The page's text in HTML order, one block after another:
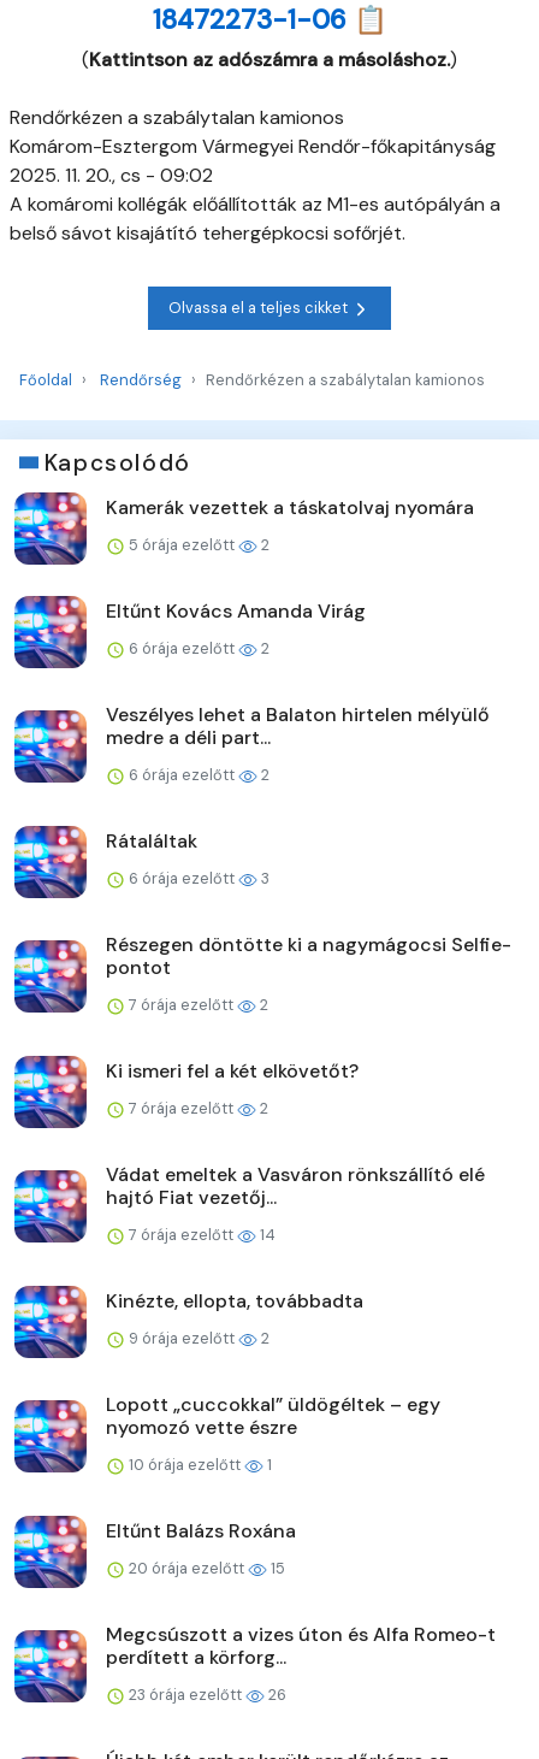
18472273-1-06 📋
(Kattintson az adószámra a másoláshoz.)
Rendőrkézen a szabálytalan kamionos
Komárom-Esztergom Vármegyei Rendőr-főkapitányság
2025. 11. 20., cs - 09:02
A komáromi kollégák előállították az M1-es autópályán a
belső sávot kisajátító tehergépkocsi sofőrjét.
Olvassa el a teljes cikket
Főoldal Rendőrség Rendőrkézen a szabálytalan kamionos
Kapcsolódó
Kamerák vezettek a táskatolvaj nyomára
5 órája ezelőtt 2
Eltűnt Kovács Amanda Virág
6 órája ezelőtt 2
Veszélyes lehet a Balaton hirtelen mélyülő
medre a déli part...
6 órája ezelőtt 2
Rátaláltak
6 órája ezelőtt 3
Részegen döntötte ki a nagymágocsi Selfie-
pontot
7 órája ezelőtt 2
Ki ismeri fel a két elkövetőt?
7 órája ezelőtt 2
Vádat emeltek a Vasváron rönkszállító elé
hajtó Fiat vezetőj...
7 órája ezelőtt 14
Kinézte, ellopta, továbbadta
9 órája ezelőtt 2
Lopott „cuccokkal” üldögéltek – egy
nyomozó vette észre
10 órája ezelőtt 1
Eltűnt Balázs Roxána
20 órája ezelőtt 15
Megcsúszott a vizes úton és Alfa Romeo-t
perdített a körforg...
23 órája ezelőtt 26